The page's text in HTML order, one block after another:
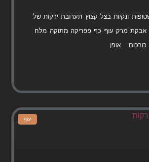
ונקיות בצל קצוץ תערובת ירקות של
2 כפות אבקת מרק עוף כף פפריקה מתוקה מלח
אופן
עוף